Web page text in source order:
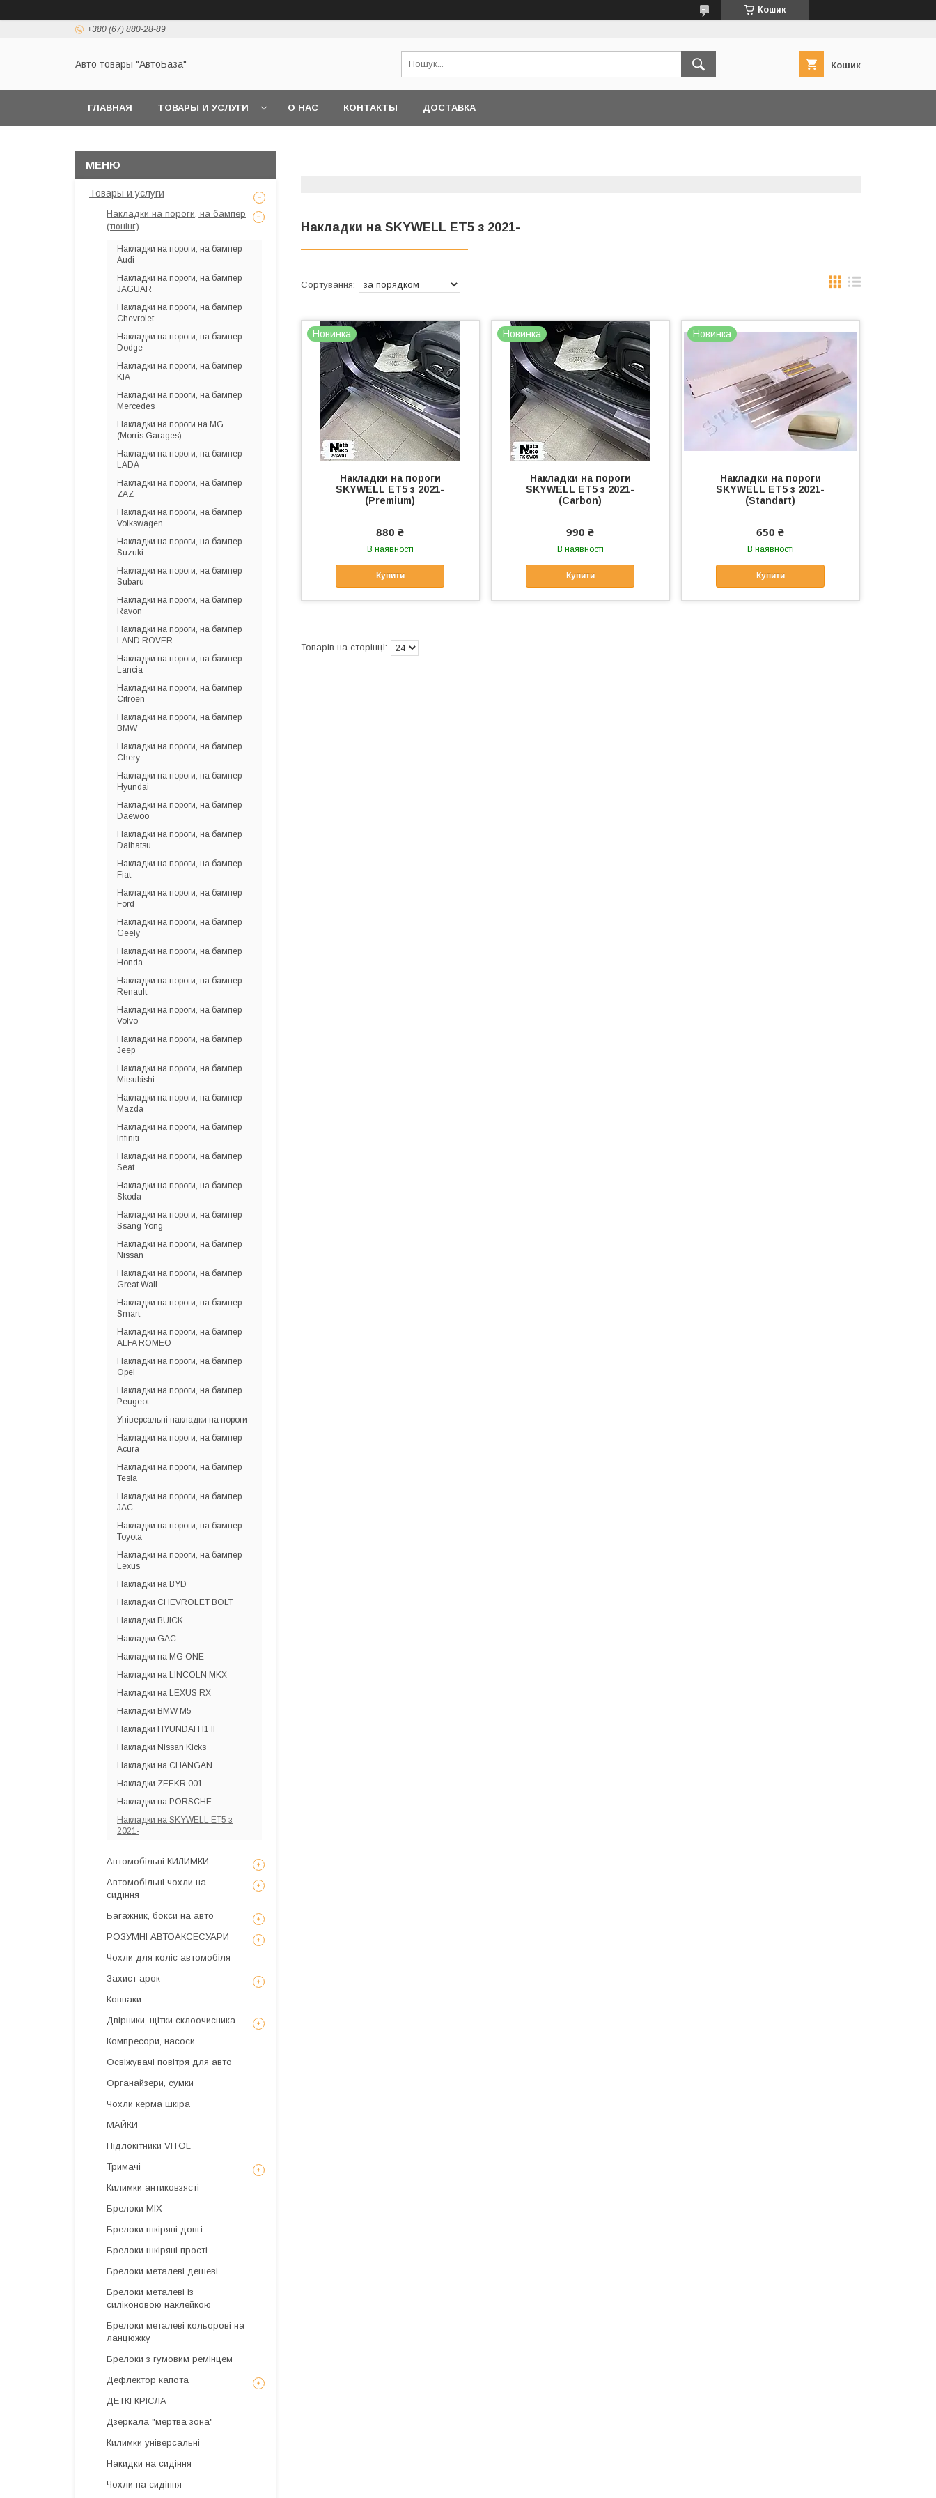
Кошик
+380 (67) 880-28-89
Авто товары "АвтоБаза" Кошик
ГЛАВНАЯ ТОВАРЫ И УСЛУГИ О НАС КОНТАКТЫ ДОСТАВКА
Накладки на SKYWELL ET5 з 2021-
Новинка
Накладки на пороги
SKYWELL ET5 з 2021-
(Premium)
880 ₴
В наявності
Купити
Новинка
Накладки на пороги
SKYWELL ET5 з 2021-
(Carbon)
990 ₴
В наявності
Купити
Новинка
Накладки на пороги
SKYWELL ET5 з 2021-
(Standart)
650 ₴
В наявності
Купити
Товары и услуги
Накладки на пороги, на бампер
(тюнінг)
Накладки на пороги, на бампер
Audi
Накладки на пороги, на бампер
JAGUAR
Накладки на пороги, на бампер
Chevrolet
Накладки на пороги, на бампер
Dodge
Накладки на пороги, на бампер
KIA
Накладки на пороги, на бампер
Mercedes
Накладки на пороги на MG
(Morris Garages)
Накладки на пороги, на бампер
LADA
Накладки на пороги, на бампер
ZAZ
Накладки на пороги, на бампер
Volkswagen
Накладки на пороги, на бампер
Suzuki
Накладки на пороги, на бампер
Subaru
Накладки на пороги, на бампер
Ravon
Накладки на пороги, на бампер
LAND ROVER
Накладки на пороги, на бампер
Lancia
Накладки на пороги, на бампер
Citroen
Накладки на пороги, на бампер
BMW
Накладки на пороги, на бампер
Chery
Накладки на пороги, на бампер
Hyundai
Накладки на пороги, на бампер
Daewoo
Накладки на пороги, на бампер
Daihatsu
Накладки на пороги, на бампер
Fiat
Накладки на пороги, на бампер
Ford
Накладки на пороги, на бампер
Geely
Накладки на пороги, на бампер
Honda
Накладки на пороги, на бампер
Renault
Накладки на пороги, на бампер
Volvo
Накладки на пороги, на бампер
Jeep
Накладки на пороги, на бампер
Mitsubishi
Накладки на пороги, на бампер
Mazda
Накладки на пороги, на бампер
Infiniti
Накладки на пороги, на бампер
Seat
Накладки на пороги, на бампер
Skoda
Накладки на пороги, на бампер
Ssang Yong
Накладки на пороги, на бампер
Nissan
Накладки на пороги, на бампер
Great Wall
Накладки на пороги, на бампер
Smart
Накладки на пороги, на бампер
ALFA ROMEO
Накладки на пороги, на бампер
Opel
Накладки на пороги, на бампер
Peugeot
Універсальні накладки на пороги
Накладки на пороги, на бампер
Acura
Накладки на пороги, на бампер
Tesla
Накладки на пороги, на бампер
JAC
Накладки на пороги, на бампер
Toyota
Накладки на пороги, на бампер
Lexus
Накладки на BYD
Накладки CHEVROLET BOLT
Накладки BUICK
Накладки GAC
Накладки на MG ONE
Накладки на LINCOLN MKX
Накладки на LEXUS RX
Накладки BMW M5
Накладки HYUNDAI H1 II
Накладки Nissan Kicks
Накладки на CHANGAN
Накладки ZEEKR 001
Накладки на PORSCHE
Накладки на SKYWELL ET5 з
2021-
Автомобільні КИЛИМКИ
Автомобільні чохли на
сидіння
Багажник, бокси на авто
РОЗУМНІ АВТОАКСЕСУАРИ
Чохли для коліс автомобіля
Захист арок
Ковпаки
Двірники, щітки склоочисника
Компресори, насоси
Освіжувачі повітря для авто
Органайзери, сумки
Чохли керма шкіра
МАЙКИ
Підлокітники VITOL
Тримачі
Килимки антиковзясті
Брелоки MIX
Брелоки шкіряні довгі
Брелоки шкіряні прості
Брелоки металеві дешеві
Брелоки металеві із
силіконовою наклейкою
Брелоки металеві кольорові на
ланцюжку
Брелоки з гумовим ремінцем
Дефлектор капота
ДЕТКІ КРІСЛА
Дзеркала "мертва зона"
Килимки універсальні
Накидки на сидіння
Чохли на сидіння